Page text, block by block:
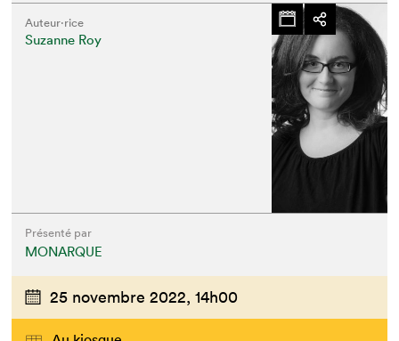
Auteur·rice
Suzanne Roy
Présenté par
MONARQUE
25 novembre 2022, 14h00